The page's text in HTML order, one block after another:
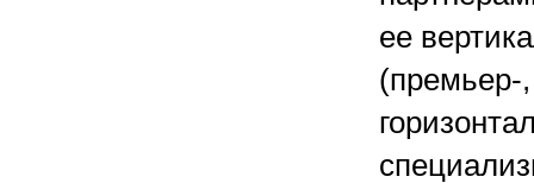
ее
(премьер-